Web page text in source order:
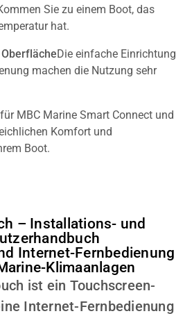
Sie zu einem Boot, das
hat.
Die einfache Einrichtung
machen die Nutzung sehr
MBC Marine Smart Connect und
Komfort und
Boot.
– Installations- und
Internet-Fernbedienung
Klimaanlagen
ist ein Touchscreen-
Internet-Fernbedienung